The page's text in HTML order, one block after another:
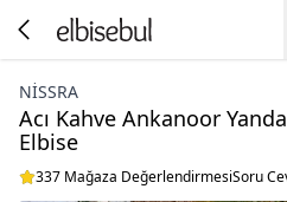
NISSRA
Acı Kahve Ankanoor
Elbise
337 Mağaza DeğerlendirmesiSoru